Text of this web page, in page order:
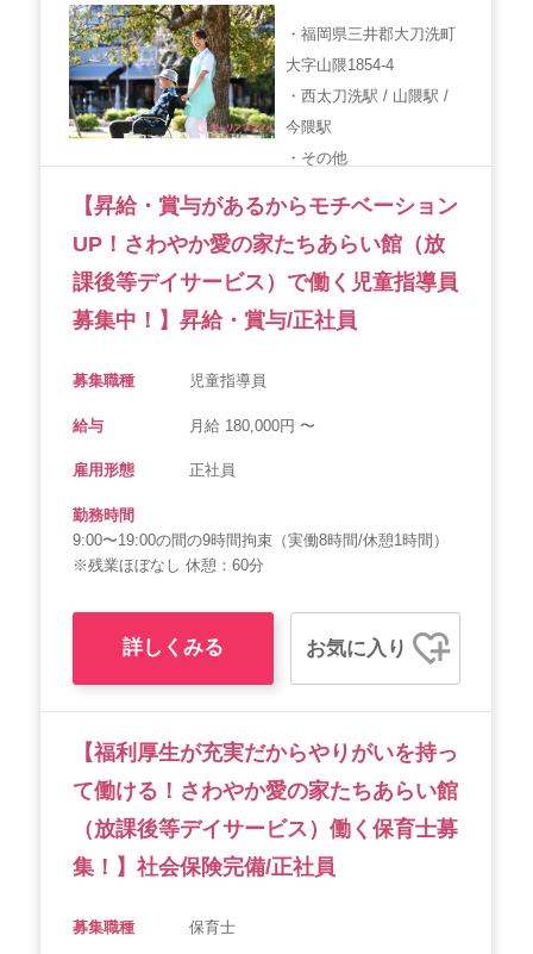
・福岡県三井郡大刀洗町
大字山隈1854-4
・西太刀洗駅 / 山隈駅 /
今隈駅
・その他
【昇給・賞与があるからモチベーション
UP！さわやか愛の家たちあらい館（放
課後等デイサービス）で働く児童指導員
募集中！】昇給・賞与/正社員
募集職種 児童指導員
給与 月給 180,000円 〜
雇用形態 正社員
勤務時間
9:00〜19:00の間の9時間拘束（実働8時間/休憩1時間）
※残業ほぼなし 休憩：60分
詳しくみる お気に入り
【福利厚生が充実だからやりがいを持っ
て働ける！さわやか愛の家たちあらい館
（放課後等デイサービス）働く保育士募
集！】社会保険完備/正社員
募集職種 保育士